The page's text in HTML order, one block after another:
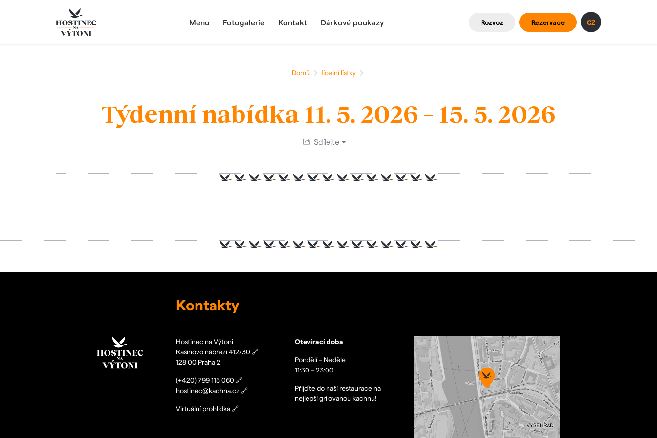
Menu Fotogalerie Kontakt Dárkové poukazy CZ
Rozvoz Rezervace
Domů Jídelní lístky
Týdenní nabídka 11. 5. 2026 – 15. 5. 2026
Sdílejte
Kontakty
Hostinec na Výtoni
Rašínovo nábřeží 412/30 🔗
128 00 Praha 2
(+420)799 115 060 🔗
hostinec@kachna.cz🔗
Virtuální prohlídka🔗
Otevírací doba
Pondělí – Neděle
11:30 – 23:00
Přijďte do naší restaurace na
nejlepší grilovanou kachnu!